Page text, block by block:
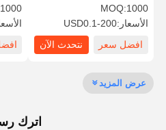
ضبط الجودة اتصل بنا
صندوق التغليف التجميلي
MOQ:1000
الأسعار:USD0.1-200
افضل سعر
نتحدث الآن
1000
عرض المزيد
اترك